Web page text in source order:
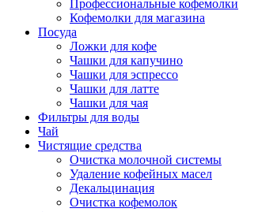
Профессиональные кофемолки
Кофемолки для магазина
Посуда
Ложки для кофе
Чашки для капучино
Чашки для эспрессо
Чашки для латте
Чашки для чая
Фильтры для воды
Чай
Чистящие средства
Очистка молочной системы
Удаление кофейных масел
Декальцинация
Очистка кофемолок